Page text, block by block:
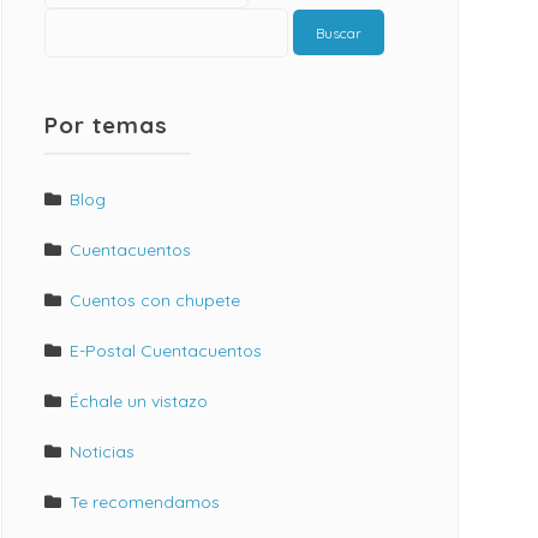
Buscar
Por temas
Blog
Cuentacuentos
Cuentos con chupete
E-Postal Cuentacuentos
Échale un vistazo
Noticias
Te recomendamos